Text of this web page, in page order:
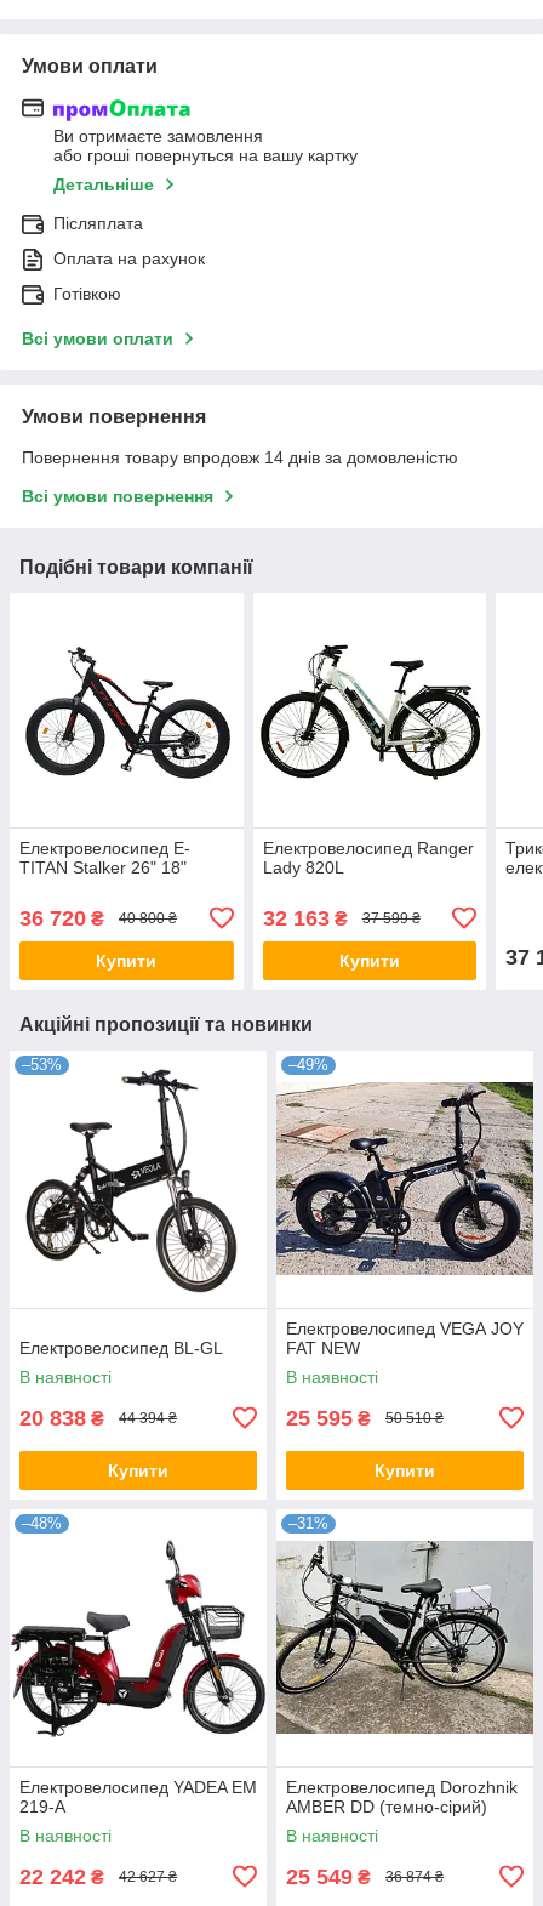
Умови оплати
Ви отримаєте замовлення
або гроші повернуться на вашу картку
Детальніше
Післяплата
Оплата на рахунок
Готівкою
Всі умови оплати
Умови повернення
Повернення товару впродовж 14 днів за домовленістю
Всі умови повернення
Подібні товари компанії
Електровелосипед E-
TITAN Stalker 26" 18"
36 720 ₴ 40 800 ₴
Купити
Електровелосипед Ranger
Lady 820L
32 163₴ 37 599 ₴
Купити 37
Акційні пропозиції та новинки
–53%
Електровелосипед BL-GL
В наявності
20 838 ₴ 44 394 ₴
Купити
–49%
Електровелосипед VEGA JOY
FAT NEW
В наявності
25 595 ₴ 50 510 ₴
Купити
–48%
Електровелосипед YADEA EM
219-A
В наявності
22 242 ₴ 42 627 ₴
–31%
Електровелосипед Dorozhnik
AMBER DD (темно-сірий)
В наявності
25 549 ₴ 36 874 ₴